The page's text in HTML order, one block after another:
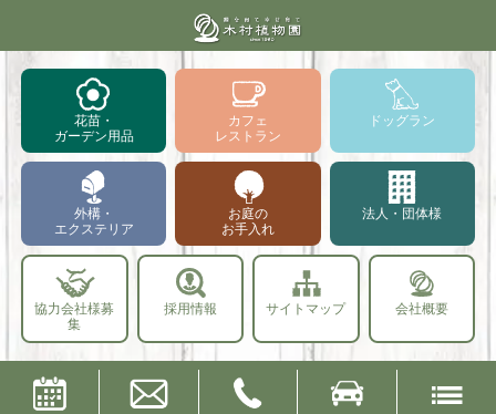
花苗・
ガーデン用品
カフェ
レストラン
ドッグラン
外構・
エクステリア
お庭の
お手入れ
法人・団体様
協力会社様募
集
採用情報 サイトマップ 会社概要